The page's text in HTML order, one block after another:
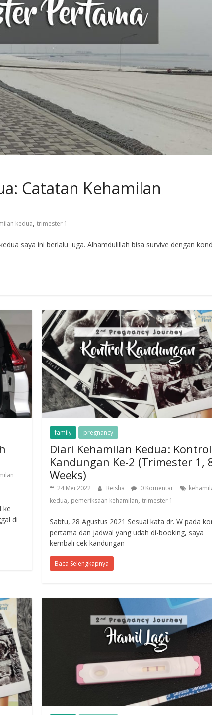
Catatan Kehamilan
kedua, trimester 1
saya ini berlalu juga. Alhamdulillah bisa survive dengan
ke
di
family pregnancy
Diari Kehamilan Kedua: Kontrol
Kandungan Ke-2 (Trimester 1,
Weeks)
24 Mei 2022 Reisha 0 Komentar
kedua, pemeriksaan kehamilan,trimester 1
Sabtu, 28 Agustus 2021 Sesuai kata dr. W pada
pertama dan jadwal yang udah di-booking, saya
kembali cek kandungan
Baca Selengkapnya